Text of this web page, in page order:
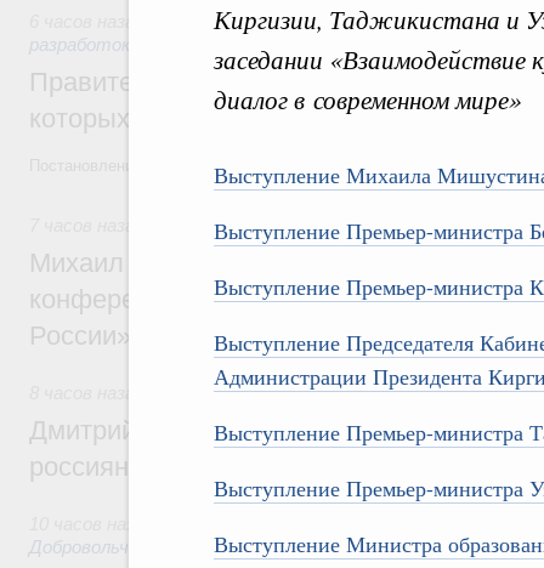
Киргизии, Таджикистана и
заседании «Взаимодействие
диалог в современном мире»
Выступление Михаила
Выступление Премьер-министра
Выступление Премьер-министра
Выступление Председателя
Администрации Президента
Выступление Премьер-министра
Выступление Премьер-министра
Выступление Министра
Государственная политика в сфере
разработок
Правительство расширило перечень
которых освобождаются от НДФЛ
Постановление от 5 августа 2026 года №978
Отрасль информационных технологий
Михаил Мишустин дал поручения по
конференции «Цифровая индустрия
России»
Спорт высших достижений и массовый
Дмитрий Чернышенко и Михаил
россиян с Днём физкультурника
Добровольчество и волонтёрство. Благотворительность